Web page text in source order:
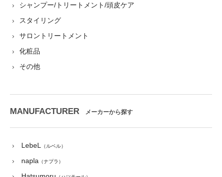
シャンプー/トリートメント/頭皮ケア
スタイリング
サロントリートメント
化粧品
その他
MANUFACTURER メーカーから探す
LebeL （ルベル）
napla （ナプラ）